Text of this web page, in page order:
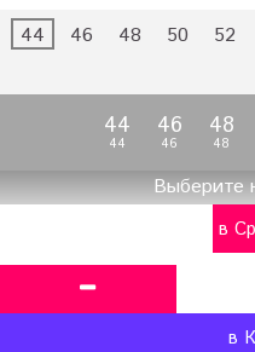
44 46 48 50 52
44
44
46
46
48
48
Выберите
в
в